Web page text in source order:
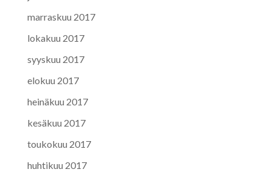
marraskuu 2017
lokakuu 2017
syyskuu 2017
elokuu 2017
heinäkuu 2017
kesäkuu 2017
toukokuu 2017
huhtikuu 2017